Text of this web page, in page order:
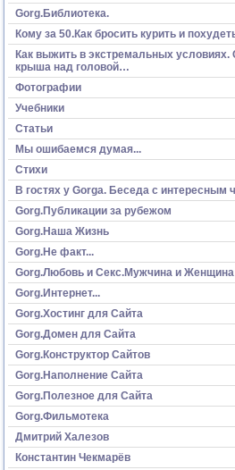
Gorg.Библиотека.
Кому за 50.Как бросить курить и
Как выжить в экстремальных условиях.
крыша над головой…
Фотографии
Учебники
Статьи
Мы ошибаемся думая...
Стихи
В гостях у Gorga. Беседа с интересным
Gorg.Публикации за рубежом
Gorg.Наша Жизнь
Gorg.Не факт...
Gorg.Любовь и Секс.Мужчина и Женщина
Gorg.Интернет...
Gorg.Хостинг для Сайта
Gorg.Домен для Сайта
Gorg.Конструктор Сайтов
Gorg.Наполнение Сайта
Gorg.Полезное для Сайта
Gorg.Фильмотека
Дмитрий Халезов
Константин Чекмарёв